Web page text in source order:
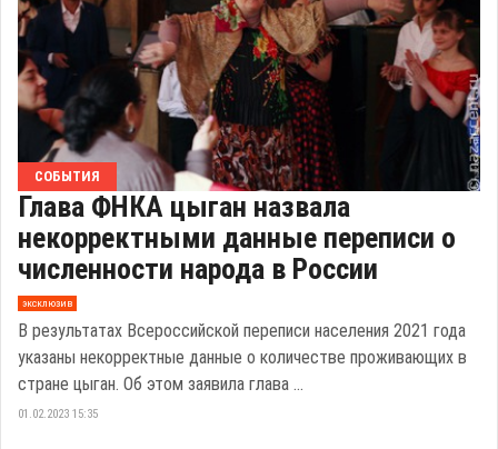
СОБЫТИЯ
Глава ФНКА цыган назвала
некорректными данные переписи о
численности народа в России
эксклюзив
В результатах Всероссийской переписи населения 2021 года
указаны некорректные данные о количестве проживающих в
стране цыган. Об этом заявила глава ...
01.02.2023 15:35